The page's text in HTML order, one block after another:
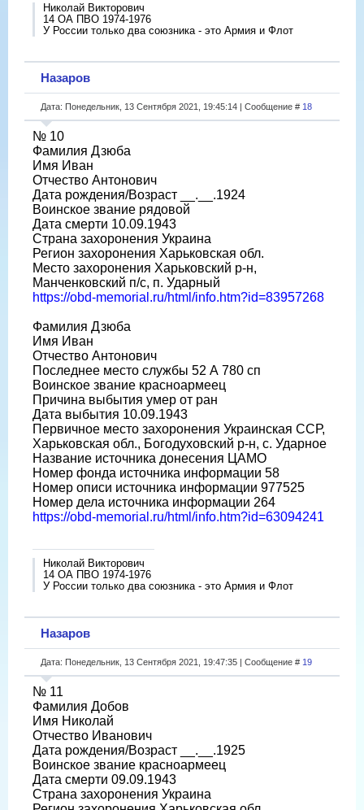
Николай Викторович
14 ОА ПВО 1974-1976
У России только два союзника - это Армия и Флот
Назаров
Дата: Понедельник, 13 Сентября 2021, 19:45:14 | Сообщение # 18
№ 10
Фамилия Дзюба
Имя Иван
Отчество Антонович
Дата рождения/Возраст __.__.1924
Воинское звание рядовой
Дата смерти 10.09.1943
Страна захоронения Украина
Регион захоронения Харьковская обл.
Место захоронения Харьковский р-н,
Манченковский п/с, п. Ударный
https://obd-memorial.ru/html/info.htm?id=83957268
Фамилия Дзюба
Имя Иван
Отчество Антонович
Последнее место службы 52 А 780 сп
Воинское звание красноармеец
Причина выбытия умер от ран
Дата выбытия 10.09.1943
Первичное место захоронения Украинская ССР,
Харьковская обл., Богодуховский р-н, с. Ударное
Название источника донесения ЦАМО
Номер фонда источника информации 58
Номер описи источника информации 977525
Номер дела источника информации 264
https://obd-memorial.ru/html/info.htm?id=63094241
Николай Викторович
14 ОА ПВО 1974-1976
У России только два союзника - это Армия и Флот
Назаров
Дата: Понедельник, 13 Сентября 2021, 19:47:35 | Сообщение # 19
№ 11
Фамилия Добов
Имя Николай
Отчество Иванович
Дата рождения/Возраст __.__.1925
Воинское звание красноармеец
Дата смерти 09.09.1943
Страна захоронения Украина